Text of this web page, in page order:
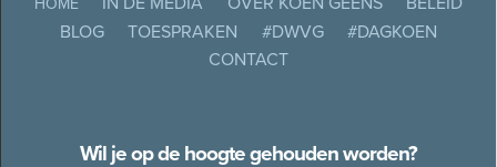
BLOG
TOESPRAKEN #DWVG
#DAGKOEN
CONTACT
Wil je op de hoogte gehouden worden?